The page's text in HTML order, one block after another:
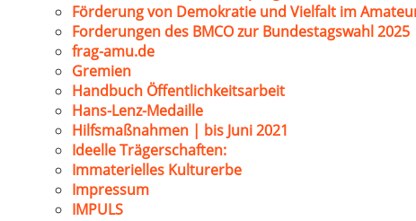
Förderung von Demokratie und Vielfalt im
Forderungen des BMCO zur Bundestagswahl 2025
frag-amu.de
Gremien
Handbuch Öffentlichkeitsarbeit
Hans-Lenz-Medaille
Hilfsmaßnahmen | bis Juni 2021
Ideelle Trägerschaften:
Immaterielles Kulturerbe
Impressum
IMPULS